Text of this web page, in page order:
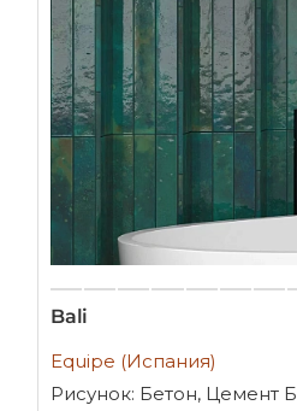
Bali
Equipe (Испания)
Рисунок: Бетон, Цемент